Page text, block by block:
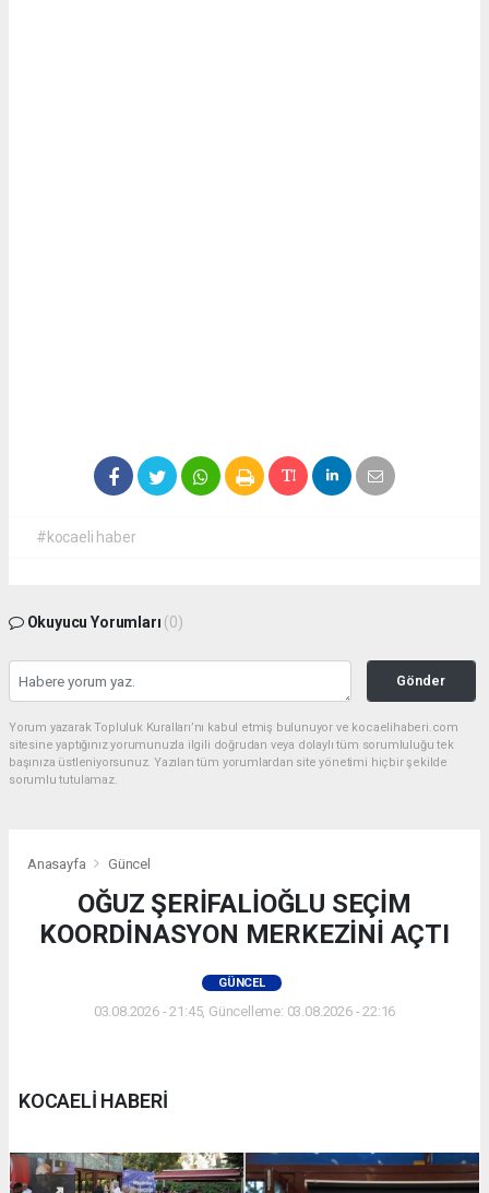
#kocaeli haber
Okuyucu Yorumları (0)
Gönder
Yorum yazarak Topluluk Kuralları’nı kabul etmiş bulunuyor ve kocaelihaberi.com
sitesine yaptığınız yorumunuzla ilgili doğrudan veya dolaylı tüm sorumluluğu tek
başınıza üstleniyorsunuz. Yazılan tüm yorumlardan site yönetimi hiçbir şekilde
sorumlu tutulamaz.
Anasayfa Güncel
OĞUZ ŞERİFALİOĞLU SEÇİM
KOORDİNASYON MERKEZİNİ AÇTI
GÜNCEL
03.08.2026 - 21:45, Güncelleme: 03.08.2026 - 22:16
KOCAELİ HABERİ